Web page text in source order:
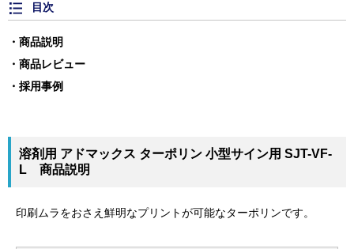
目次
商品説明
商品レビュー
採用事例
溶剤用 アドマックス ターポリン 小型サイン用 SJT-VF-
L 商品説明
印刷ムラをおさえ鮮明なプリントが可能なターポリンです。